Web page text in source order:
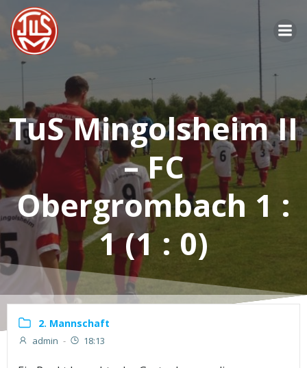
TuS Mingolsheim II
– FC
Obergrombach 1 :
1 (1 : 0)
2. Mannschaft
admin - 18:13